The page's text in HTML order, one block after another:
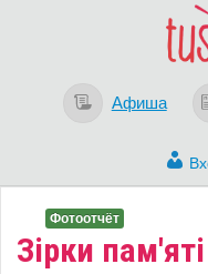
Афиша
Зірки
Фотоотчёт